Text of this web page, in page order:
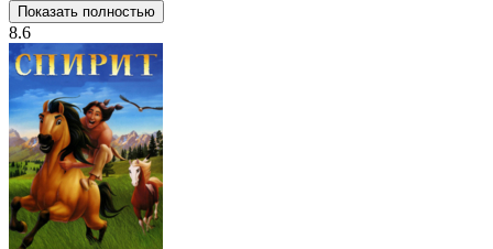
Показать полностью
8.6